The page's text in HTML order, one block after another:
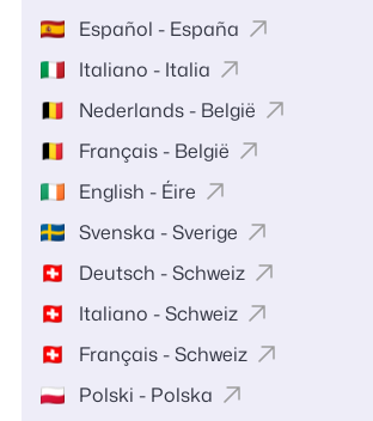
Español - España
Italiano - Italia
Nederlands - België
Français - België
English - Éire
Svenska - Sverige
Deutsch - Schweiz
Italiano - Schweiz
Français - Schweiz
Polski - Polska